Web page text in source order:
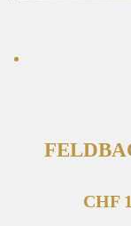
CHF